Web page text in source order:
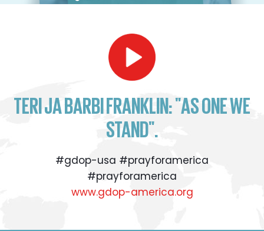
TERI JA BARBI FRANKLIN: "AS ONE WE
STAND".
#gdop-usa #prayforamerica
#prayforamerica
www.gdop-america.org